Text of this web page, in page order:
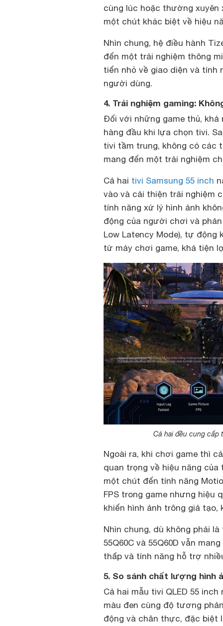
cùng lúc hoặc thường xuyên
một chút khác biệt về hiệu
Nhìn chung, hệ điều hành
đến một trải nghiệm thông
tiến nhỏ về giao diện và tính
người dùng.
4. Trải nghiệm gaming:
Đối với những game thủ,
hàng đầu khi lựa chọn tivi.
tivi tầm trung, không có các
mang đến một trải nghiệm
Cả hai tivi Samsung 55 inch
vào và cải thiện trải nghiệm
tính năng xử lý hình ảnh
động của người chơi và
Low Latency Mode), tự động
từ máy chơi game, khá tiện
Cả hai đều cung cấp
Ngoài ra, khi chơi game thì
quan trọng về hiệu năng của
một chút đến tính năng
FPS trong game nhưng hiệu
khiến hình ảnh trông giả
Nhìn chung, dù không phải
55Q60C và 55Q60D vẫn
thấp và tính năng hỗ trợ
5. So sánh chất lượng hình
Cả hai mẫu tivi QLED 55
màu đen cùng độ tương
động và chân thực, đặc biệt